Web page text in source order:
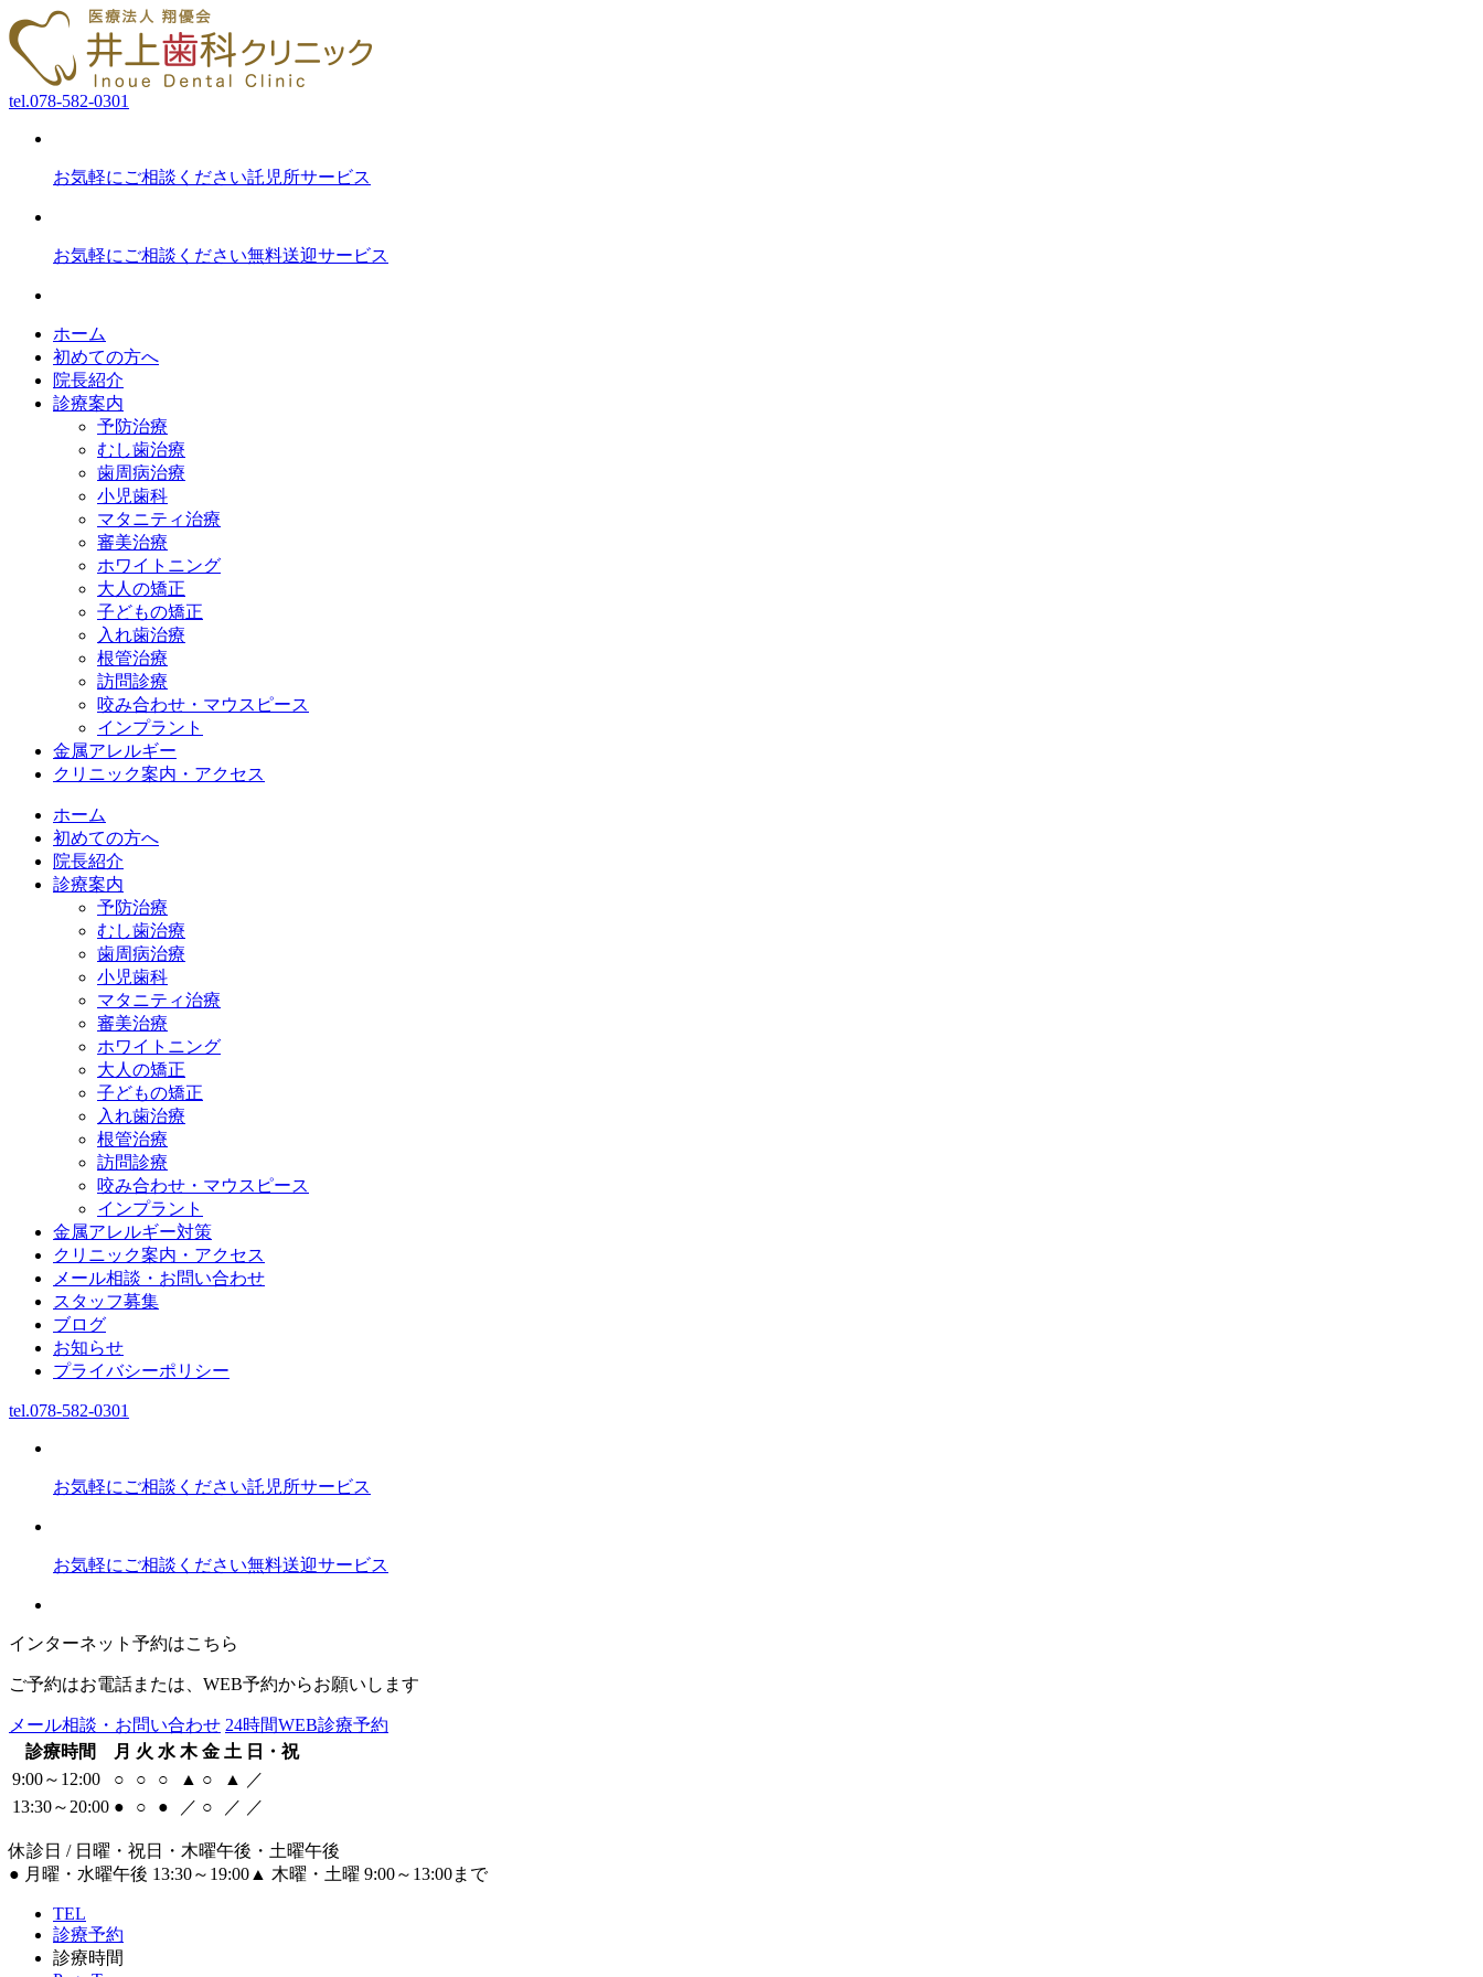
tel.078-582-0301
お気軽にご相談ください託児所サービス
お気軽にご相談ください無料送迎サービス
ホーム
初めての方へ
院長紹介
診療案内
予防治療
むし歯治療
歯周病治療
小児歯科
マタニティ治療
審美治療
ホワイトニング
大人の矯正
子どもの矯正
入れ歯治療
根管治療
訪問診療
咬み合わせ・マウスピース
インプラント
金属アレルギー
クリニック案内・アクセス
ホーム
初めての方へ
院長紹介
診療案内
予防治療
むし歯治療
歯周病治療
小児歯科
マタニティ治療
審美治療
ホワイトニング
大人の矯正
子どもの矯正
入れ歯治療
根管治療
訪問診療
咬み合わせ・マウスピース
インプラント
金属アレルギー対策
クリニック案内・アクセス
メール相談・お問い合わせ
スタッフ募集
ブログ
お知らせ
プライバシーポリシー
tel.078-582-0301
お気軽にご相談ください託児所サービス
お気軽にご相談ください無料送迎サービス
インターネット予約はこちら
ご予約はお電話または、WEB予約からお願いします
メール相談・お問い合わせ 24時間WEB診療予約
診療時間
月 火 水 木 金 土 日・祝
9:00～12:00
○ ○ ○ ▲ ○ ▲
／
13:30～20:00 ● ○ ● ／ ○ ／ ／
休診日 / 日曜・祝日・木曜午後・土曜午後
● 月曜・水曜午後 13:30～19:00 ▲ 木曜・土曜 9:00～13:00まで
TEL
診療予約
診療時間